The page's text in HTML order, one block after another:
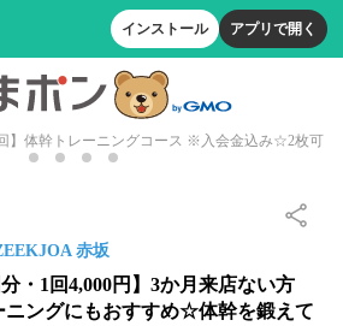
インストール アプリで開く
回】体幹トレーニングコース ※入会金込み☆2枚可
赤坂
・1回4,000円】3か月来店ない方
ニングにもおすすめ☆体幹を鍛えて